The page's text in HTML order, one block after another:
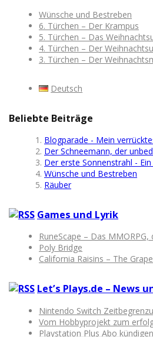
Wünsche und Bestreben
6. Türchen – Der Krampus
5. Türchen – Das
4. Türchen – Der
3. Türchen – Der
Deutsch
Beliebte Beiträge
Blogparade - Mein
Der Schneemann, der
Der erste Sonnenstrahl -
Wünsche und Bestreben
Räuber
Games und Lyrik
RuneScape – Das
Poly Bridge
California Raisins – The
Let’s Plays.de – News
Nintendo Switch
Vom Hobbyprojekt zum
Playstation Plus Abo kündigen